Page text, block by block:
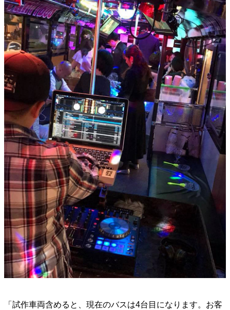
「試作車両含めると、現在のバスは4台目になります。お客